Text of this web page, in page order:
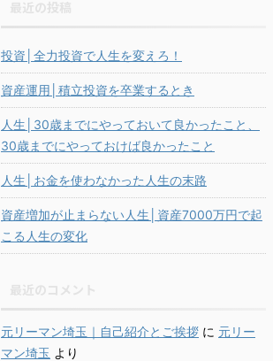
投資│全力投資で人生を変えろ！
資産運用│積立投資を卒業するとき
人生│30歳までにやっておいて良かったこと、
30歳までにやっておけば良かったこと
人生│お金を使わなかった人生の末路
資産増加が止まらない人生│資産7000万円で起
こる人生の変化
元リーマン埼玉｜自己紹介とご挨拶 に 元リー
マン埼玉 より